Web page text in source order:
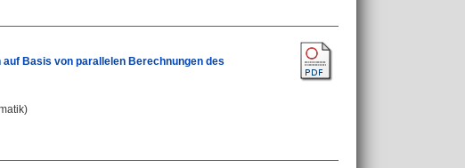
Basis von parallelen Berechnungen des